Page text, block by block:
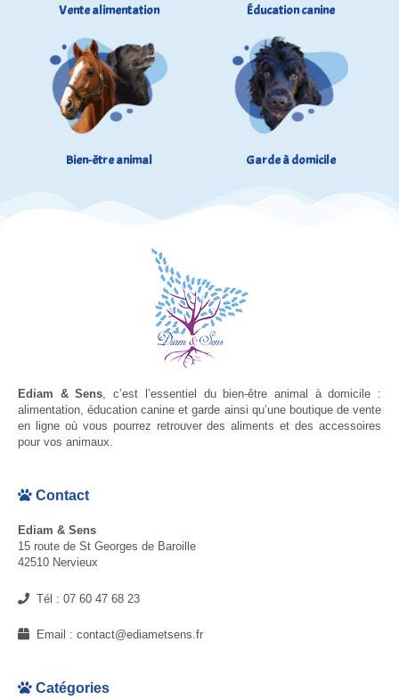
Vente alimentation Éducation canine
Bien-être animal Garde à domicile
Ediam & Sens, c’est l’essentiel du bien-être animal à domicile :
alimentation, éducation canine et garde ainsi qu’une boutique de vente
en ligne où vous pourrez retrouver des aliments et des accessoires
pour vos animaux.
Contact
Ediam & Sens
15 route de St Georges de Baroille
42510 Nervieux
Tél : 07 60 47 68 23
Email : contact@ediametsens.fr
Catégories